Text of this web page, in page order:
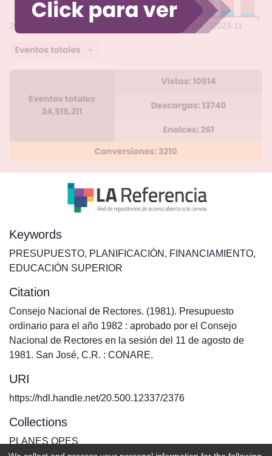
Keywords
PRESUPUESTO, PLANIFICACIÓN , FINANCIAMIENTO,
EDUCACIÓN SUPERIOR
Citation
Consejo Nacional de Rectores. (1981). Presupuesto
ordinario para el año 1982 : aprobado por el Consejo
Nacional de Rectores en la sesión del 11 de agosto de
1981. San José, C.R. : CONARE.
URI
https://hdl.handle.net/20.500.12337/2376
Collections
PLANES OPES